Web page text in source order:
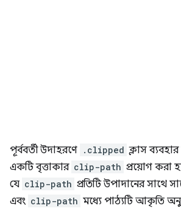
পূর্ববর্তী উদাহরণে .clipped ক্লাস
একটি বৃত্তাকার clip-path প্রয়োগ করা
যে clip-path প্রতিটি উপাদানের সাথে
এবং clip-path মধ্যে পাঠ্যটি আকৃতি